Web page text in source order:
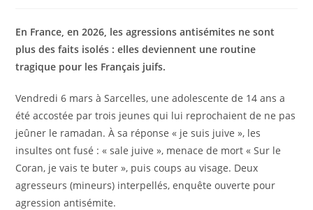
En France, en 2026, les agressions antisémites ne sont
plus des faits isolés : elles deviennent une routine
tragique pour les Français juifs.
Vendredi 6 mars à Sarcelles, une adolescente de 14 ans a
été accostée par trois jeunes qui lui reprochaient de ne pas
jeûner le ramadan. À sa réponse « je suis juive », les
insultes ont fusé : « sale juive », menace de mort « Sur le
Coran, je vais te buter », puis coups au visage. Deux
agresseurs (mineurs) interpellés, enquête ouverte pour
agression antisémite.